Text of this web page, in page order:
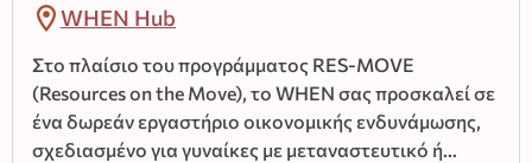
WHEN Hub
Στο πλαίσιο του προγράμματος RES-MOVE
(Resources on the Move), το WHEN σας προσκαλεί σε
ένα δωρεάν εργαστήριο οικονομικής ενδυνάμωσης,
σχεδιασμένο για γυναίκες με μεταναστευτικό ή…